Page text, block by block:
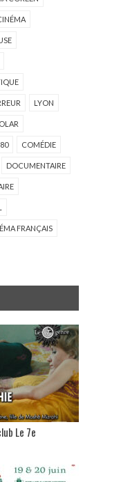
LYON
COMÉDIE
DOCUMENTAIRE
FRANÇAIS
Le 7e